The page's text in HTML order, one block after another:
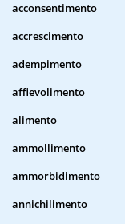
acconsentimento
accrescimento
adempimento
affievolimento
alimento
ammollimento
ammorbidimento
annichilimento